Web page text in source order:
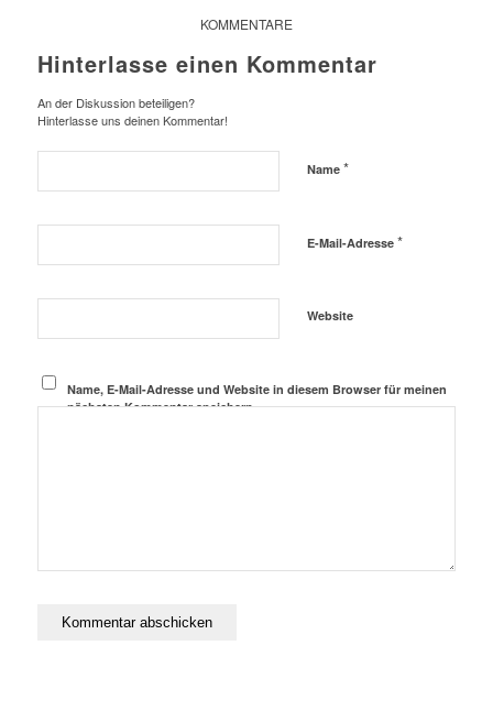
KOMMENTARE
Hinterlasse einen Kommentar
An der Diskussion beteiligen?
Hinterlasse uns deinen Kommentar!
Name *
E-Mail-Adresse *
Website
Name, E-Mail-Adresse und Website in diesem Browser für meinen
nächsten Kommentar speichern.